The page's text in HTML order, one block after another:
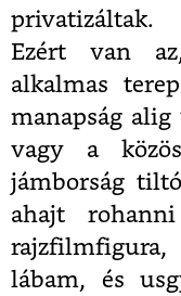
privatizáltak.
Ezért van
alkalmas
manapság
vagy a
jámborság
ahajt
rajzfilmfigura,
lábam, és